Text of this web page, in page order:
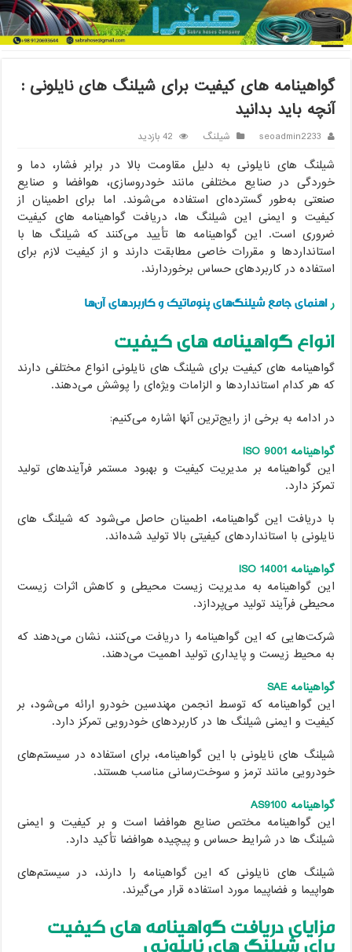
خانه / شیلنگ / گواهینامه های کیفیت برای شیلنگ های نایلونی : آنچه
باید بدانید
گواهینامه های کیفیت برای شیلنگ های نایلونی :
آنچه باید بدانید
seoadmin2233 شیلنگ 42 بازدید
شیلنگ های نایلونی به دلیل مقاومت بالا در برابر فشار، دما و
خوردگی در صنایع مختلفی مانند خودروسازی، هوافضا و صنایع
صنعتی به‌طور گسترده‌ای استفاده می‌شوند. اما برای اطمینان از
کیفیت و ایمنی این شیلنگ ها، دریافت گواهینامه های کیفیت
ضروری است. این گواهینامه ها تأیید می‌کنند که شیلنگ ها با
استانداردها و مقررات خاصی مطابقت دارند و از کیفیت لازم برای
استفاده در کاربردهای حساس برخوردارند.
ر اهنمای جامع شیلنگ‌های پنوماتیک و کاربردهای آن‌ها
انواع گواهینامه های کیفیت
گواهینامه های کیفیت برای شیلنگ های نایلونی انواع مختلفی دارند
که هر کدام استانداردها و الزامات ویژه‌ای را پوشش می‌دهند.
در ادامه به برخی از رایج‌ترین آنها اشاره می‌کنیم:
گواهینامه ISO 9001
این گواهینامه بر مدیریت کیفیت و بهبود مستمر فرآیندهای تولید
تمرکز دارد.
با دریافت این گواهینامه، اطمینان حاصل می‌شود که شیلنگ های
نایلونی با استانداردهای کیفیتی بالا تولید شده‌اند.
گواهینامه ISO 14001
این گواهینامه به مدیریت زیست محیطی و کاهش اثرات زیست
محیطی فرآیند تولید می‌پردازد.
شرکت‌هایی که این گواهینامه را دریافت می‌کنند، نشان می‌دهند که
به محیط زیست و پایداری تولید اهمیت می‌دهند.
گواهینامه SAE
این گواهینامه که توسط انجمن مهندسین خودرو ارائه می‌شود، بر
کیفیت و ایمنی شیلنگ ها در کاربردهای خودرویی تمرکز دارد.
شیلنگ های نایلونی با این گواهینامه، برای استفاده در سیستم‌های
خودرویی مانند ترمز و سوخت‌رسانی مناسب هستند.
گواهینامه AS9100
این گواهینامه مختص صنایع هوافضا است و بر کیفیت و ایمنی
شیلنگ ها در شرایط حساس و پیچیده هوافضا تأکید دارد.
شیلنگ های نایلونی که این گواهینامه را دارند، در سیستم‌های
هواپیما و فضاپیما مورد استفاده قرار می‌گیرند.
مزایای دریافت گواهینامه های کیفیت